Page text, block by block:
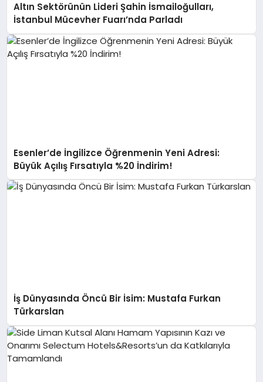
Altın Sektörünün Lideri Şahin İsmailoğulları,
İstanbul Mücevher Fuarı’nda Parladı ￼
Esenler’de İngilizce Öğrenmenin Yeni Adresi:
Büyük Açılış Fırsatıyla %20 İndirim!
İş Dünyasında Öncü Bir İsim: Mustafa Furkan
Türkarslan